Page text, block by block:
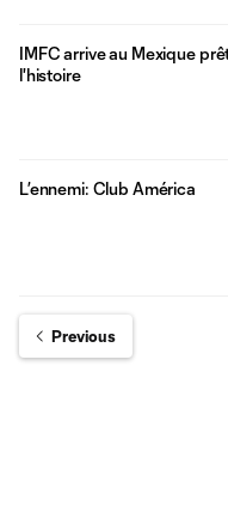
IMFC arrive au Mexique
l'histoire
L’ennemi: Club América
Previous